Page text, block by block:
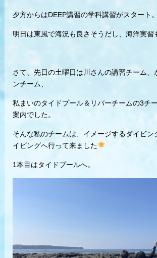
夕方からはDEEP講習の学科講習がスタート。
明日は東風で海況も良さそうだし、海洋実習
さて、先日の土曜日は川さんの講習チーム、
ンチーム、
私まいのタイドプール＆リバーチームの3チ
案内でした。
そんな私のチームは、イメージするダイビン
イビングへ行って来ました
1本目はタイドプールへ。